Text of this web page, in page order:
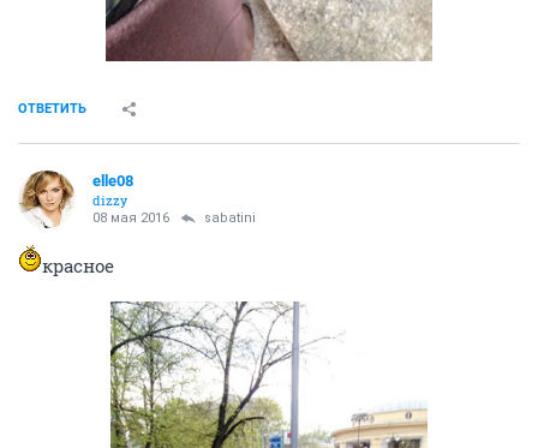
ОТВЕТИТЬ
elle08
dizzy
08 мая 2016 sabatini
красное